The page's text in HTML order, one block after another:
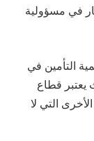
في مسؤولية
التأمين في
يعتبر قطاع
التي لا